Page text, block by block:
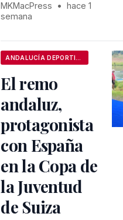
MKMacPress •
hace 1
semana
El remo
andaluz,
protagonista
con España
en la Copa de
la Juventud
de Suiza